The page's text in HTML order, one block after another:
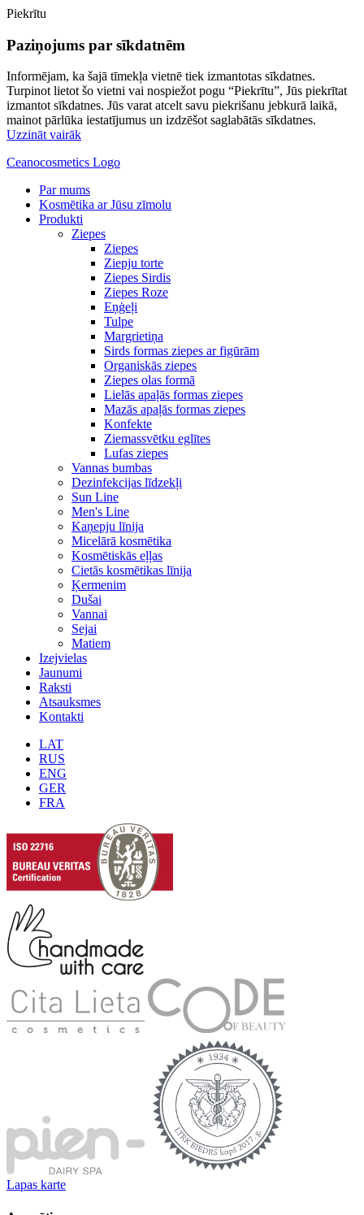
Piekrītu
Paziņojums par sīkdatnēm
Informējam, ka šajā tīmekļa vietnē tiek izmantotas sīkdatnes.
Turpinot lietot šo vietni vai nospiežot pogu “Piekrītu”, Jūs piekrītat
izmantot sīkdatnes. Jūs varat atcelt savu piekrišanu jebkurā laikā,
mainot pārlūka iestatījumus un izdzēšot saglabātās sīkdatnes.
Uzzināt vairāk
Ceanocosmetics Logo
Par mums
Kosmētika ar Jūsu zīmolu
Produkti
Ziepes
Ziepes
Ziepju torte
Ziepes Sirdis
Ziepes Roze
Eņģeļi
Tulpe
Margrietiņa
Sirds formas ziepes ar figūrām
Organiskās ziepes
Ziepes olas formā
Lielās apaļās formas ziepes
Mazās apaļās formas ziepes
Konfekte
Ziemassvētku eglītes
Lufas ziepes
Vannas bumbas
Dezinfekcijas līdzekļi
Sun Line
Men's Line
Kaņepju līnija
Micelārā kosmētika
Kosmētiskās eļļas
Cietās kosmētikas līnija
Ķermenim
Dušai
Vannai
Sejai
Matiem
Izejvielas
Jaunumi
Raksti
Atsauksmes
Kontakti
LAT
RUS
ENG
GER
FRA
Lapas karte